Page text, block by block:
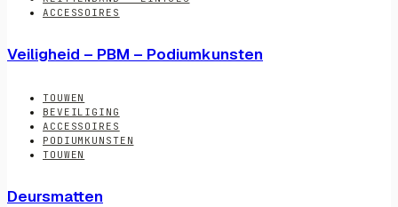
ACCESSOIRES
Veiligheid – PBM – Podiumkunsten
TOUWEN
BEVEILIGING
ACCESSOIRES
PODIUMKUNSTEN
TOUWEN
Deursmatten